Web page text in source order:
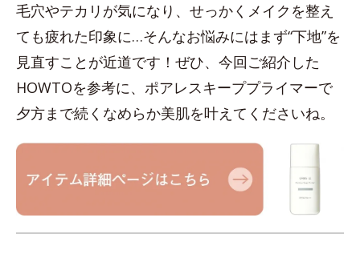
毛穴やテカリが気になり、せっかくメイクを整え
ても疲れた印象に…そんなお悩みにはまず“下地”を
見直すことが近道です！ぜひ、今回ご紹介した
HOWTOを参考に、ポアレスキーププライマーで
夕方まで続くなめらか美肌を叶えてくださいね。